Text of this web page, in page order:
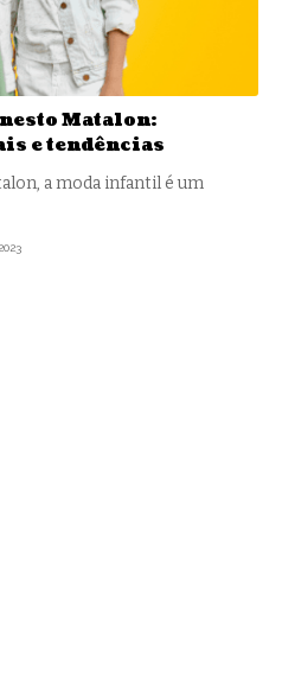
Matalon:
e tendências
a moda infantil é um